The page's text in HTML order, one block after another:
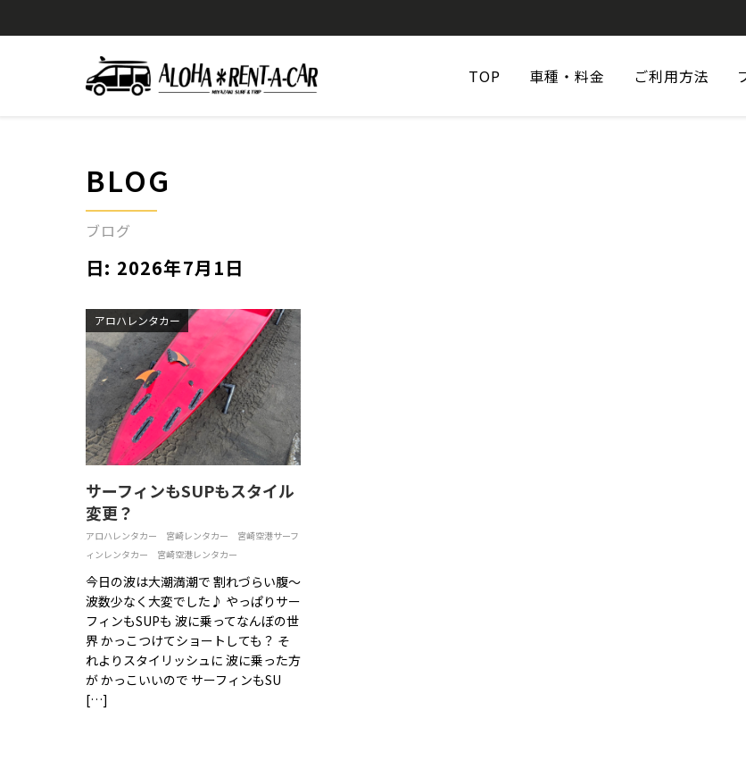
TOP 車種・料金 ご利用方法
BLOG
ブログ
日: 2026年7月1日
アロハレンタカー
サーフィンもSUPもスタイル
変更？
アロハレンタカー 宮崎レンタカー
宮崎空港サーフ
ィンレンタカー
宮崎空港レンタカー
今日の波は大潮満潮で 割れづらい腹〜
波数少なく大変でした♪ やっぱりサー
フィンもSUPも 波に乗ってなんぼの世
界 かっこつけてショートしても？ そ
れよりスタイリッシュに 波に乗った方
が かっこいいので サーフィンもSU
[…]